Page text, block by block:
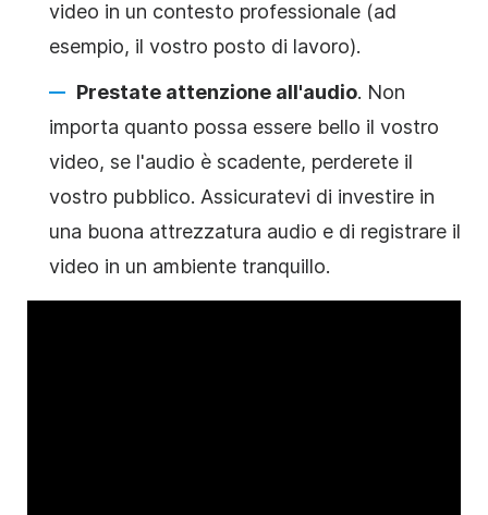
video in un contesto professionale (ad
esempio, il vostro posto di lavoro).
Prestate attenzione all'audio. Non
importa quanto possa essere bello il vostro
video, se l'audio è scadente, perderete il
vostro pubblico. Assicuratevi di investire in
una buona attrezzatura audio e di registrare il
video in un ambiente tranquillo.